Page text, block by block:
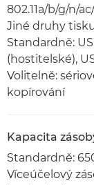
802.11a/b/g/n/
Jiné druhy
Standardně:
(hostitelské),
Volitelně:
kopírování
Kapacita
Standardně:
Víceúčelový